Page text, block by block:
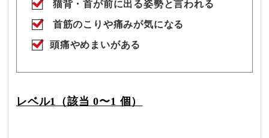
猫背・首が​前に​出る​姿勢と​言われる​
首筋の​こりや​痛みが​気に​なる​
頭​痛やめまいが​ある
レベル1 （該当 0〜1 個）